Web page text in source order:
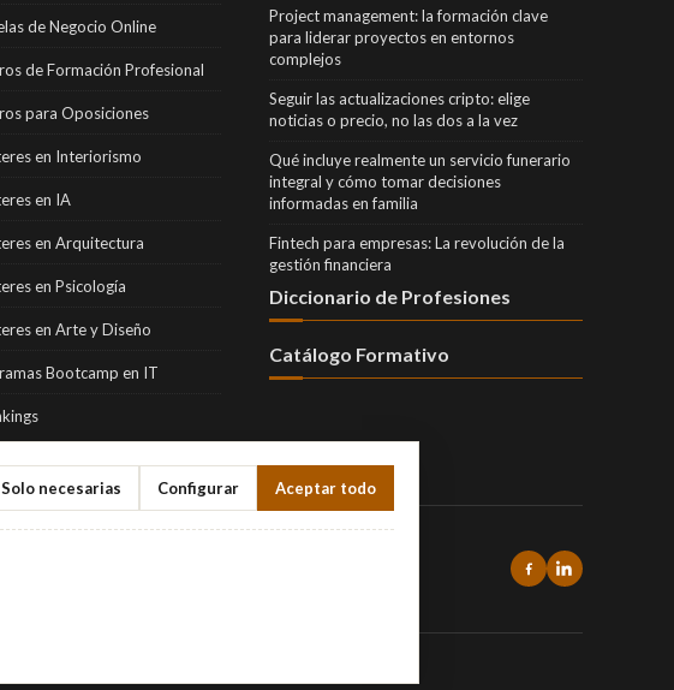
de Negocio Online
de Formación Profesional
para Oposiciones
en Interiorismo
en IA
en Arquitectura
en Psicología
en Arte y Diseño
Bootcamp en IT
Project management: la formación clave
para liderar proyectos en entornos
complejos
Seguir las actualizaciones cripto: elige
noticias o precio, no las dos a la vez
Qué incluye realmente un servicio funerario
integral y cómo tomar decisiones
informadas en familia
Fintech para empresas: La revolución de la
gestión financiera
Diccionario de Profesiones
Catálogo Formativo
Solo necesarias Configurar Aceptar todo